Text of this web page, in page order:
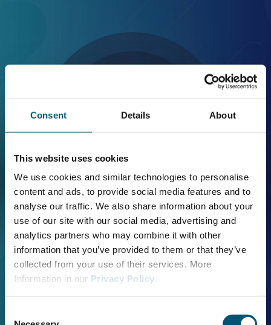
Consent Details About
This website uses cookies
We use cookies and similar technologies to personalise
content and ads, to provide social media features and to
analyse our traffic. We also share information about your
use of our site with our social media, advertising and
analytics partners who may combine it with other
information that you’ve provided to them or that they’ve
collected from your use of their services. More
Information in our Privacy Policy.